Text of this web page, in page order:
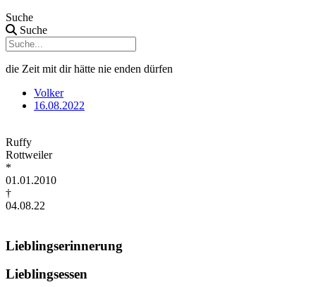
Suche
Suche
die Zeit mit dir hätte nie enden dürfen
Volker
16.08.2022
Ruffy
Rottweiler
*
01.01.2010
†
04.08.22
Lieblingserinnerung
Lieblingsessen